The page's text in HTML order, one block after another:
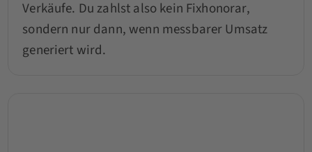
Verkäufe. Du zahlst also kein Fixhonorar,
sondern nur dann, wenn messbarer Umsatz
generiert wird.